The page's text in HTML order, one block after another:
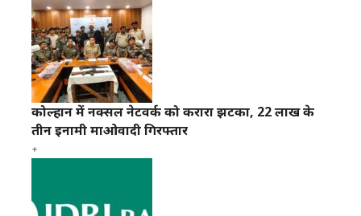
कोल्हान में नक्सल नेटवर्क को करारा झटका, 22 लाख के
तीन इनामी माओवादी गिरफ्तार